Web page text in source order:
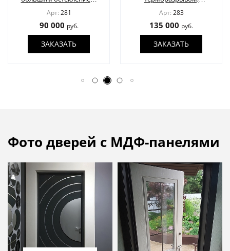
панелями МДФ цвета
графит
Арт: 281
90 000 руб.
ЗАКАЗАТЬ
вставкой с карнизом,
кнокером и отделкой
МДФ со шпоном
Арт: 283
135 000 руб.
ЗАКАЗАТЬ
Фото дверей с МДФ-панелями